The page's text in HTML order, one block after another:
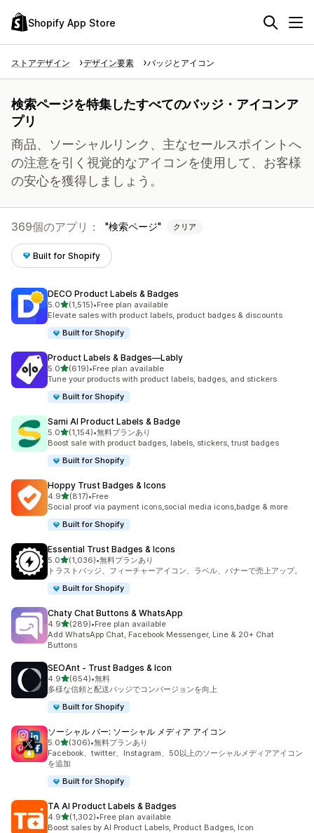
Shopify App Store
ストアデザイン デザイン要素 バッジとアイコン
検索ページを特集したすべてのバッジ・アイコンア
プリ
商品、ソーシャルリンク、主なセールスポイントへ
の注意を引く視覚的なアイコンを使用して、お客様
の安心を獲得しましょう。
369個のアプリ： 検索ページ クリア
Built for Shopify
DECO Product Labels & Badges
5.05つ星中
(1,515)
合計レビュー数：1515件
•Free plan available
Elevate sales with product labels, product badges & discounts
Built for Shopify
Product Labels & Badges—Lably
5.05つ星中
(619)
合計レビュー数：619件
•Free plan available
Tune your products with product labels, badges, and stickers
Built for Shopify
Sami AI Product Labels & Badge
5.05つ星中
(1,154)
合計レビュー数：1154件
•無料プランあり
Boost sale with product badges, labels, stickers, trust badges
Built for Shopify
Hoppy Trust Badges & Icons
4.95つ星中
(817)
合計レビュー数：817件
•Free
Social proof via payment icons,social media icons,badge & more
Built for Shopify
Essential Trust Badges & Icons
5.05つ星中
(1,036)
合計レビュー数：1036件
•無料プランあり
トラストバッジ、フィーチャーアイコン、ラベル、バナーで売上アップ。
Built for Shopify
Chaty Chat Buttons & WhatsApp
4.95つ星中
(289)
合計レビュー数：289件
•Free plan available
Add WhatsApp Chat, Facebook Messenger, Line & 20+ Chat
Buttons
SEOAnt ‑ Trust Badges & Icon
4.95つ星中
(654)
合計レビュー数：654件
•無料
多様な信頼と配送バッジでコンバージョンを向上
Built for Shopify
ソーシャル バー: ソーシャル メディア アイコン
5.05つ星中
(306)
合計レビュー数：306件
•無料プランあり
Facebook、twitter、Instagram、50以上のソーシャルメディアアイコン
を追加
Built for Shopify
TA AI Product Labels & Badges
4.95つ星中
(1,302)
合計レビュー数：1302件
•Free plan available
Boost sales by AI Product Labels, Product Badges, Icon